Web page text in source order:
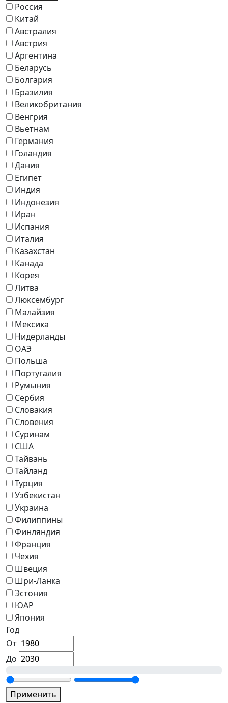
Россия
Китай
Австралия
Австрия
Аргентина
Беларусь
Болгария
Бразилия
Великобритания
Венгрия
Вьетнам
Германия
Голандия
Дания
Египет
Индия
Индонезия
Иран
Испания
Италия
Казахстан
Канада
Корея
Литва
Люксембург
Малайзия
Мексика
Нидерланды
ОАЭ
Польша
Португалия
Румыния
Сербия
Словакия
Словения
Суринам
США
Тайвань
Тайланд
Турция
Узбекистан
Украина
Филиппины
Финляндия
Франция
Чехия
Швеция
Шри-Ланка
Эстония
ЮАР
Япония
Год
От
До
Применить